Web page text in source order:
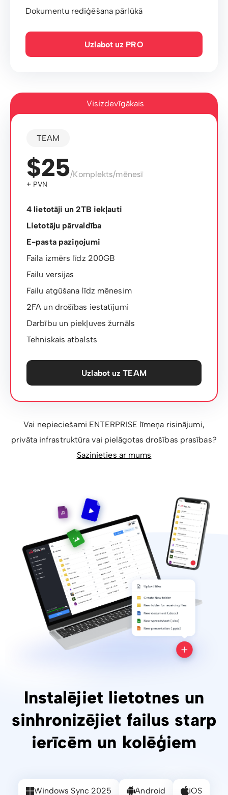
Dokumentu rediģēšana pārlūkā
Uzlabot uz PRO
Visizdevīgākais
TEAM
$25/Komplekts/mēnesī
+ PVN
4 lietotāji un 2TB iekļauti
Lietotāju pārvaldība
E-pasta paziņojumi
Faila izmērs līdz 200GB
Failu versijas
Failu atgūšana līdz mēnesim
2FA un drošības iestatījumi
Darbību un piekļuves žurnāls
Tehniskais atbalsts
Uzlabot uz TEAM
Vai nepieciešami ENTERPRISE līmeņa risinājumi,
privāta infrastruktūra vai pielāgotas drošības prasības?
Sazinieties ar mums
Instalējiet lietotnes un
sinhronizējiet failus starp
ierīcēm un kolēģiem
Windows Sync 2025 Android iOS